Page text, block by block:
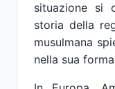
situazione si
storia della
musulmana
nella sua